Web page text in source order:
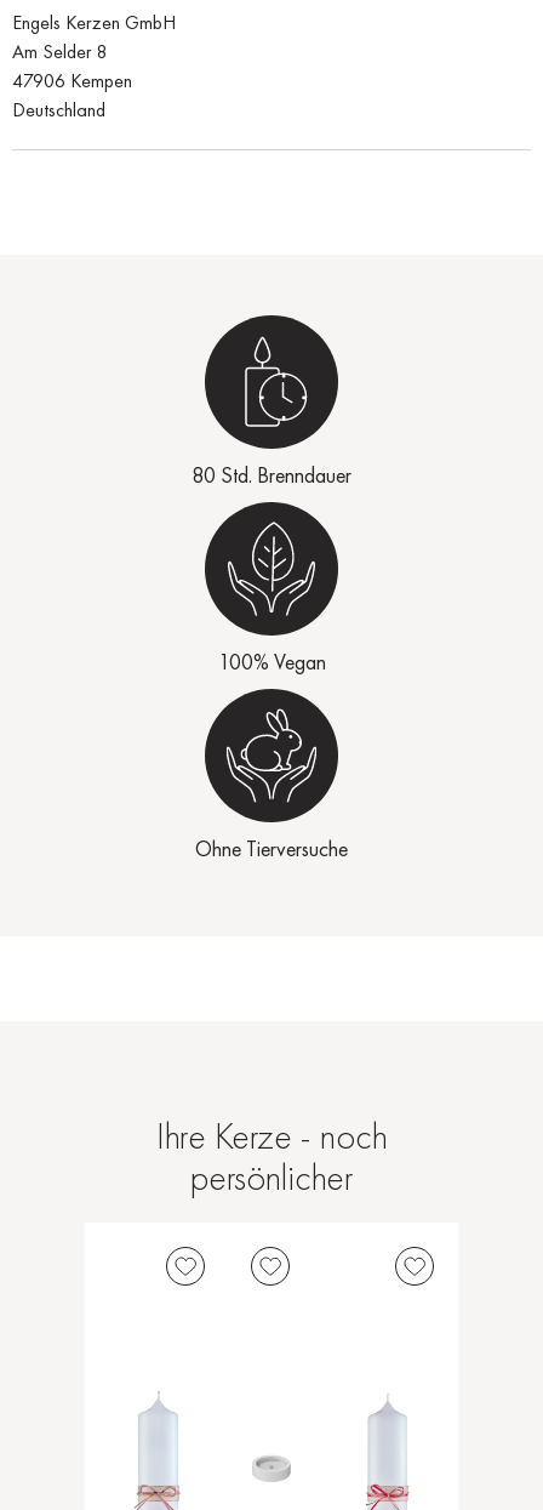
Engels Kerzen GmbH
Am Selder 8
47906 Kempen
Deutschland
80 Std. Brenndauer
100% Vegan
Ohne Tierversuche
Ihre Kerze - noch
persönlicher